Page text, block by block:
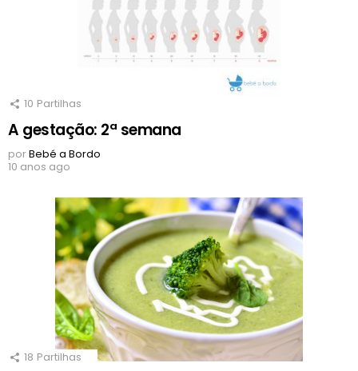
10 Partilhas
A gestação: 2ª semana
porBebé a Bordo
10 anos ago
18 Partilhas